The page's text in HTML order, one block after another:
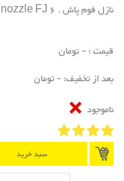
نازل فوم پاش . Foam nozzle FJ 6
قیمت : - تومان
بعد از تخفیف: - تومان
ناموجود
سبد خرید